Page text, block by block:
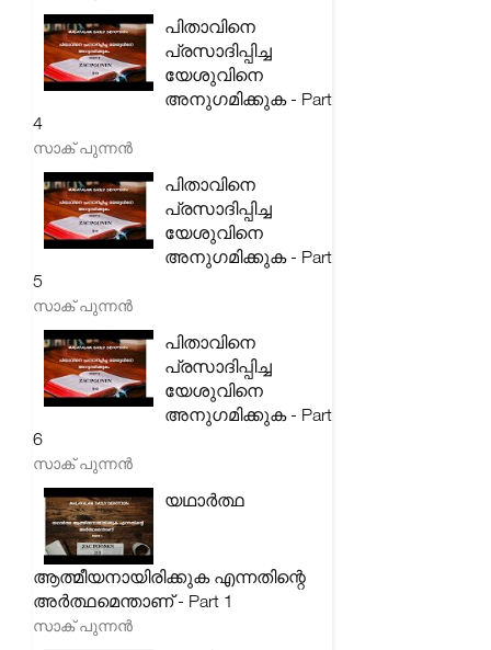
പിതാവിനെ
പ്രസാദിപ്പിച്ച
യേശുവിനെ
അനുഗമിക്കുക - Part
4
സാക് പുന്നൻ
പിതാവിനെ
പ്രസാദിപ്പിച്ച
യേശുവിനെ
അനുഗമിക്കുക - Part
5
സാക് പുന്നൻ
പിതാവിനെ
പ്രസാദിപ്പിച്ച
യേശുവിനെ
അനുഗമിക്കുക - Part
6
സാക് പുന്നൻ
യഥാർത്ഥ
ആത്മീയനായിരിക്കുക എന്നതിന്റെ
അർത്ഥമെന്താണ് - Part 1
സാക് പുന്നൻ